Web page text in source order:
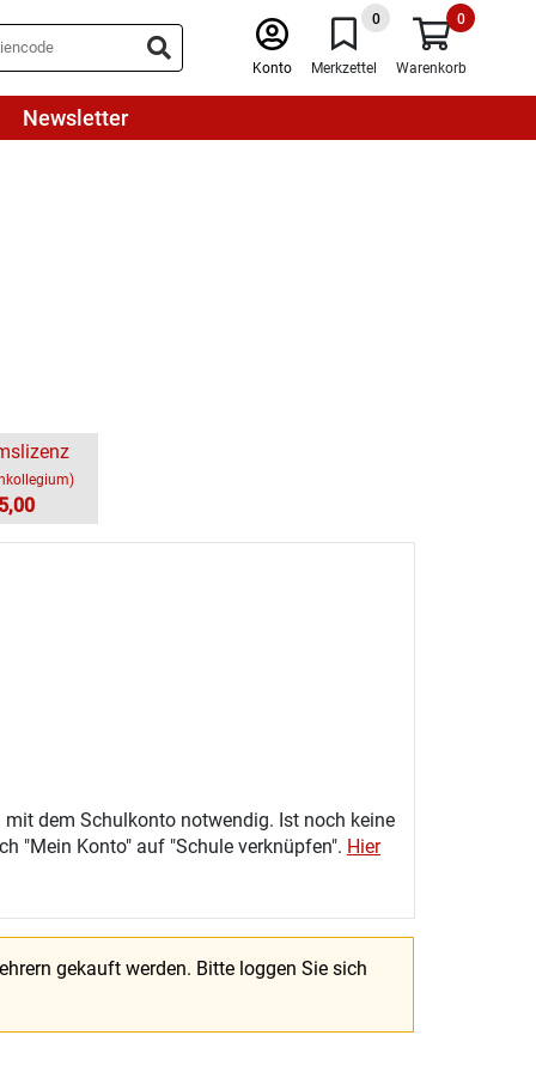
Konto
0
Merkzettel
0
Warenkorb
Newsletter
dem Schulkonto notwendig. Ist noch keine
"Mein Konto" auf "Schule verknüpfen". Hier
gekauft werden. Bitte loggen Sie sich